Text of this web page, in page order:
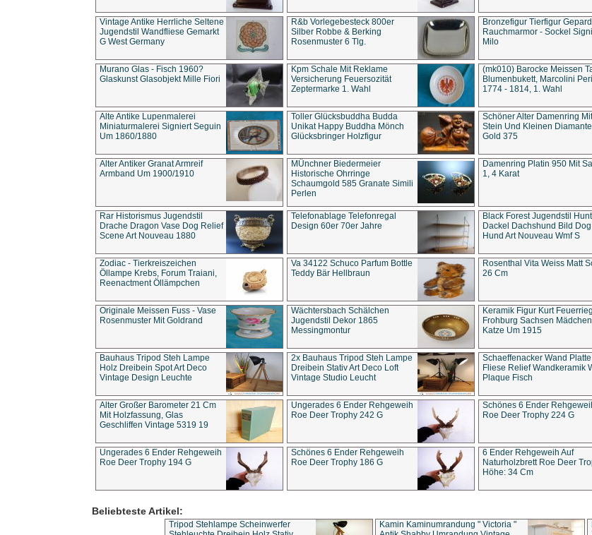
Vintage Antike Herrliche Seltene
Jugendstil Wandfliese Gemarkt
G West Germany
R&b Vorlegebesteck 800er
Silber Robbe & Berking
Rosenmuster 6 Tlg.
Bronzefigur Tierfigur
Rauchmarmor - Sockel
Milo
Murano Glas - Fisch 1960?
Glaskunst Glasobjekt Mille Fiori
Kpm Schale Mit Reklame
Versicherung Feuersozität
Zeptermarke 1. Wahl
(mk010) Barocke Meissen
Blumenbukett, Marcolini
1774 - 1814, 1. Wahl
Alte Antike Lupenmalerei
Miniaturmalerei Signiert Seguin
Um 1860/1880
Toller Glücksbuddha Budda
Unikat Happy Buddha Mönch
Glücksbringer Holzfigur
Schöner Alter Damenring Mit
Stein Und Kleinen
Gold 375
Alter Antiker Granat Armreif
Armband Um 1900/1910
MÜnchner Biedermeier
Historische Ohrringe
Schaumgold 585 Granate Simili
Perlen
Damenring Platin 950 Mit
1, 4 Karat
Rar Historismus Jugendstil
Drache Dragon Vase Dog Relief
Scene Art Nouveau 1880
Telefonablage Telefonregal
Design 60er 70er Jahre
Black Forest Jugendstil
Dackel Dachshund Bild Dog
Hund Art Nouveau Wmf S
Zodiac - Tierkreiszeichen
Öllampe Krebs, Forum Traiani,
Reenactment Öllämpchen
Va 34122 Schuco Parfum Bottle
Teddy Bär Hellbraun
Rosenthal Vita Weiss Matt
26 Cm
Originale Meissen Fuss - Vase
Rosenmuster Mit Goldrand
Wächtersbach Schälchen
Jugendstil Dekor 1865
Messingmontur
Keramik Figur Kurt
Frohburg Sachsen
Katze Um 1915
Bauhaus Tripod Steh Lampe
Holz Dreibein Spot Art Deco
Vintage Design Leuchte
2x Bauhaus Tripod Steh Lampe
Dreibein Stativ Art Deco Loft
Vintage Studio Leucht
Schaeffenacker Wand Platte
Fliese Relief Wandkeramik
Plaque Fisch
Alter Großer Barometer 21 Cm
Mit Holzfassung, Glas
Geschliffen Vintage 5319 19
Ungerades 6 Ender Rehgeweih
Roe Deer Trophy 242 G
Schönes 6 Ender
Roe Deer Trophy 224 G
Ungerades 6 Ender Rehgeweih
Roe Deer Trophy 194 G
Schönes 6 Ender Rehgeweih
Roe Deer Trophy 186 G
6 Ender Rehgeweih Auf
Naturholzbrett Roe Deer
Höhe: 34 Cm
Beliebteste Artikel:
Tripod Stehlampe Scheinwerfer
Kamin Kaminumrandung " Victoria "